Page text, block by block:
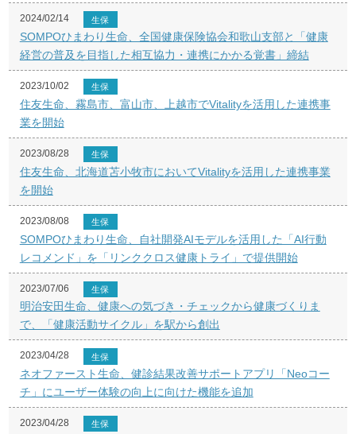
2024/02/14 生保
SOMPOひまわり生命、全国健康保険協会和歌山支部と「健康
経営の普及を目指した相互協力・連携にかかる覚書」締結
2023/10/02 生保
住友生命、霧島市、富山市、上越市でVitalityを活用した連携事
業を開始
2023/08/28 生保
住友生命、北海道苫小牧市においてVitalityを活用した連携事業
を開始
2023/08/08 生保
SOMPOひまわり生命、自社開発AIモデルを活用した「AI行動
レコメンド」を「リンククロス健康トライ」で提供開始
2023/07/06 生保
明治安田生命、健康への気づき・チェックから健康づくりま
で、「健康活動サイクル」を駅から創出
2023/04/28 生保
ネオファースト生命、健診結果改善サポートアプリ「Neoコー
チ」にユーザー体験の向上に向けた機能を追加
2023/04/28 生保